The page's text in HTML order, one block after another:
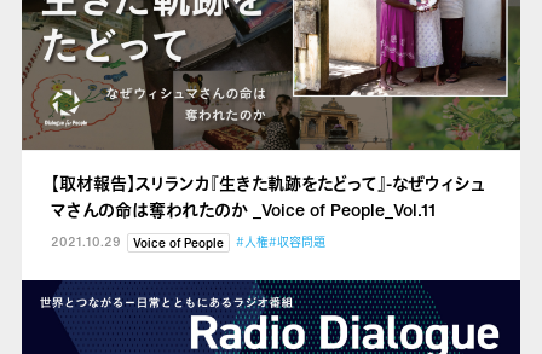
【取材報告】スリランカ『生きた軌跡をたどって』-なぜウィシュ
マさんの命は奪われたのか _Voice of People_Vol.11
2021.10.29 Voice of People #人権#収容問題